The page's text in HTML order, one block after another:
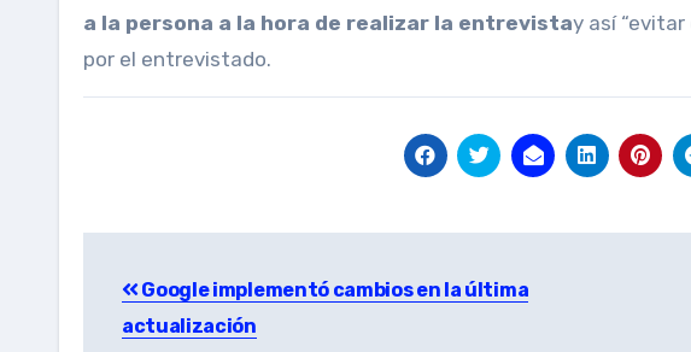
a la persona a la hora de realizar la entrevistay así
por el entrevistado.
navigation
Google implementó cambios en la última
actualización